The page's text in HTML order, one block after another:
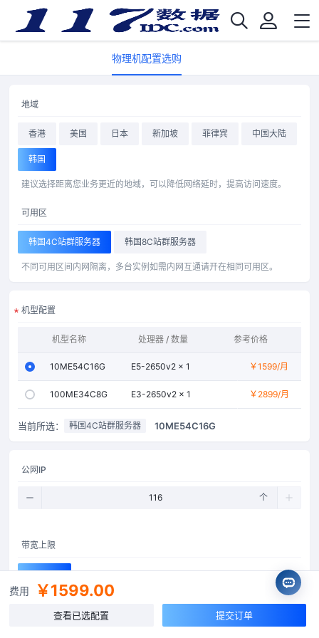
物理机配置选购
地域
香港 美国 日本 新加坡 菲律宾 中国大陆
韩国
建议选择距离您业务更近的地域，可以降低网络延时，提高访问速度。
可用区
韩国4C站群服务器 韩国8C站群服务器
不同可用区间内网隔离，多台实例如需内网互通请开在相同可用区。
机型配置
机型名称 处理器 / 数量 参考价格
10ME54C16G E5-2650v2 × 1 ￥1599/月
100ME34C8G E3-2650v2 × 1 ￥2899/月
当前所选： 韩国4C站群服务器 10ME54C16G
公网IP
个
带宽上限
10Mbps
费用 ￥1599.00
查看已选配置 提交订单